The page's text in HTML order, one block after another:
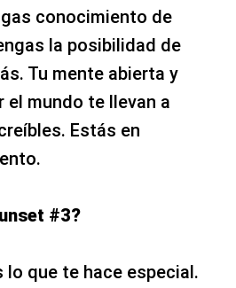
conocimiento de
la posibilidad de
Tu mente abierta y
el mundo te llevan a
Estás en
#3?
que te hace especial.